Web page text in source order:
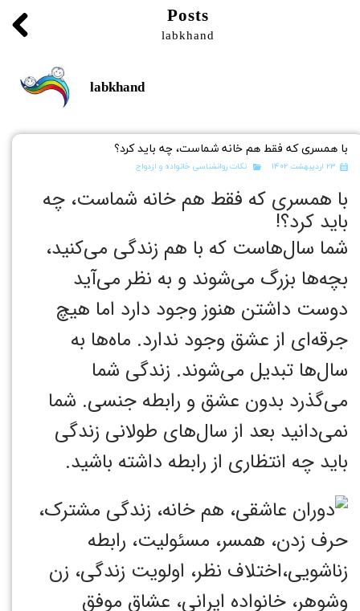
Posts
labkhand
labkhand
با همسری که فقط هم خانه شماست، چه باید کرد؟
۲۳ اردیبهشت ۱۴۰۲ نکات روانشناسی خانواده و ازدواج
با همسری که فقط هم خانه شماست، چه
باید کرد؟!
شما سال‌هاست که با هم زندگی می‌کنید،
بچه‌ها بزرگ می‌شوند و به نظر می‌آید
دوست داشتن هنوز وجود دارد اما هیچ
جرقه‌ای از عشق وجود ندارد. ماه‌ها به
سال‌ها تبدیل می‌شوند. زندگی شما
می‌گذرد بدون عشق و رابطه جنسی. شما
نمی‌دانید بعد از سال‌های طولانی زندگی
باید چه انتظاری از رابطه داشته باشید.